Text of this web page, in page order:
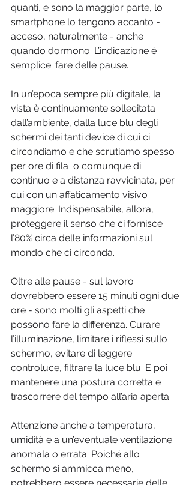
quanti, e sono la maggior parte, lo
smartphone lo tengono accanto -
acceso, naturalmente - anche
quando dormono. L’indicazione è
semplice: fare delle pause.
In un’epoca sempre più digitale, la
vista è continuamente sollecitata
dall’ambiente, dalla luce blu degli
schermi dei tanti device di cui ci
circondiamo e che scrutiamo spesso
per ore di fila  o comunque di
continuo e a distanza ravvicinata, per
cui con un affaticamento visivo
maggiore. Indispensabile, allora,
proteggere il senso che ci fornisce
l’80% circa delle informazioni sul
mondo che ci circonda.
Oltre alle pause - sul lavoro
dovrebbero essere 15 minuti ogni due
ore - sono molti gli aspetti che
possono fare la differenza. Curare
l’illuminazione, limitare i riflessi sullo
schermo, evitare di leggere
controluce, filtrare la luce blu. E poi
mantenere una postura corretta e
trascorrere del tempo all’aria aperta.
Attenzione anche a temperatura,
umidità e a un’eventuale ventilazione
anomala o errata. Poiché allo
schermo si ammicca meno,